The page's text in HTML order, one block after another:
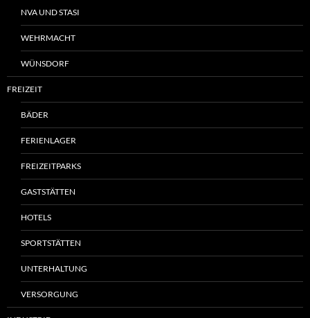
NVA UND STASI
WEHRMACHT
WÜNSDORF
FREIZEIT
BÄDER
FERIENLAGER
FREIZEITPARKS
GASTSTÄTTEN
HOTELS
SPORTSTÄTTEN
UNTERHALTUNG
VERSORGUNG